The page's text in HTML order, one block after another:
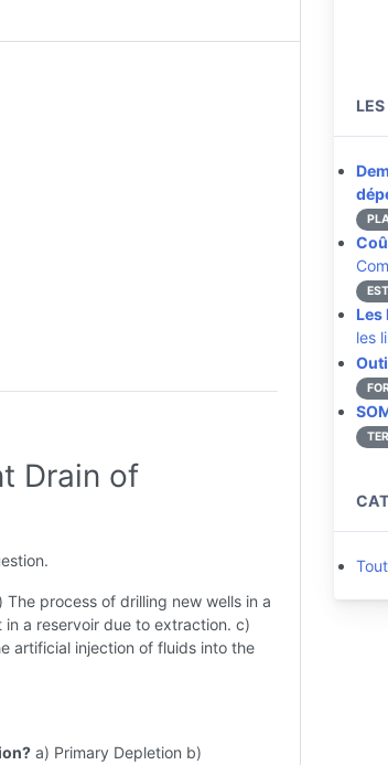
Drain of
The process of drilling new wells in a
a reservoir due to extraction. c)
artificial injection of fluids into the
a) Primary Depletion b)
Les
les